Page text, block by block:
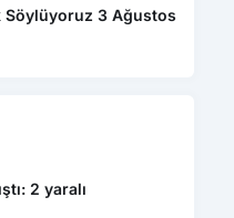
Söylüyoruz 3 Ağustos
2 yaralı